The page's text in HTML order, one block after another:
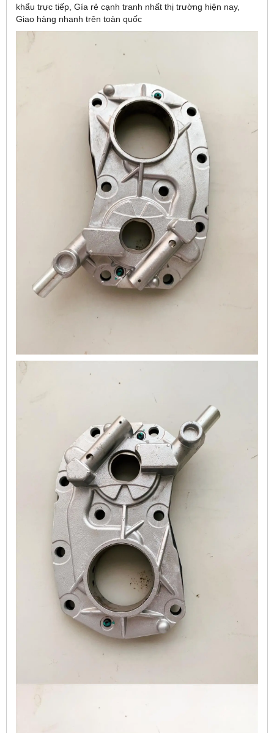
khẩu trực tiếp, Gía rẻ cạnh tranh nhất thị trường hiện nay,
Giao hàng nhanh trên toàn quốc